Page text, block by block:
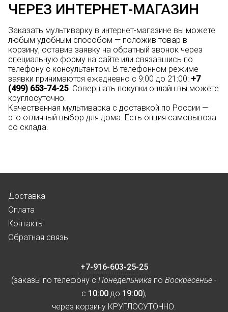
ЧЕРЕЗ ИНТЕРНЕТ-МАГАЗИН
Заказать мультиварку в интернет-магазине вы можете
любым удобным способом — положив товар в
корзину, оставив заявку на обратный звонок через
специальную форму на сайте или связавшись по
телефону с консультантом. В телефонном режиме
заявки принимаются ежедневно с 9:00 до 21:00: +7
(499) 653-74-25. Совершать покупки онлайн вы можете
круглосуточно.
Качественная мультиварка с доставкой по России —
это отличный выбор для дома. Есть опция самовывоза
со склада.
Доставка
Оплата
Контакты
Обратная связь
+7-916-603-25-25
(заказы по телефону с Понедельника по Воскресенье -
с 10:00 до 19:00),
через корзину КРУГЛОСУТОЧНО.